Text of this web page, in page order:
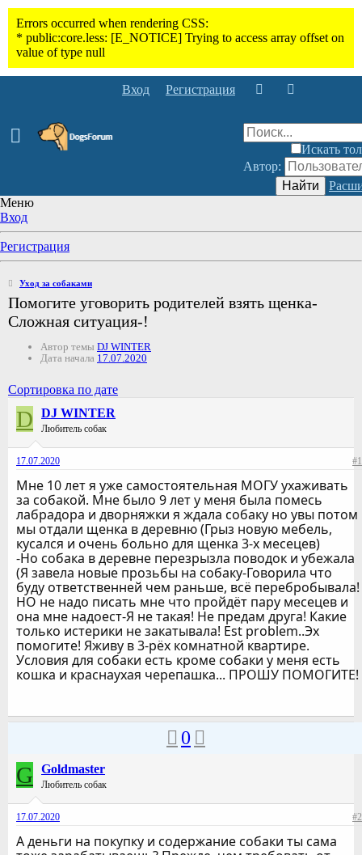
Вход Регистрация
Искать
Автор:
Найти
Меню
Вход
Регистрация
Уход за собаками
Помогите уговорить родителей взять щенка-
Сложная ситуация-!
Автор темы DJ WINTER
Дата начала 17.07.2020
Сортировка по дате
D DJ WINTER
Любитель собак
17.07.2020 #1
Мне 10 лет я уже самостоятельная МОГУ ухаживать
за собакой. Мне было 9 лет у меня была помесь
лабрадора и дворняжки я ждала собаку но увы потом
мы отдали щенка в деревню (Грыз новую мебель,
кусался и очень больно для щенка 3-х месецев)
-Но собака в деревне перезрызла поводок и убежала
(Я завела новые прозьбы на собаку-Говорила что
буду ответственней чем раньше, всё перебробывала!
НО не надо писать мне что пройдёт пару месецев и
она мне надоест-Я не такая! Не предам друга! Какие
только истерики не закатывала! Est problem..Эх
помогите! Яживу в 3-рёх комнатной квартире.
Условия для собаки есть кроме собаки у меня есть
кошка и краснаухая черепашка... ПРОШУ ПОМОГИТЕ!
0
G Goldmaster
Любитель собак
17.07.2020 #2
А деньги на покупку и содержание собаки ты сама